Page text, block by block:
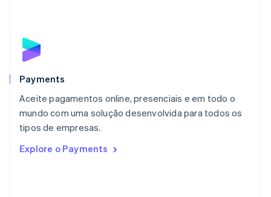
Payments
Aceite pagamentos online, presenciais e em todo o
mundo com uma solução desenvolvida para todos os
tipos de empresas.
Explore o Payments
Malta
English
EspañolEnglish
English
Nova Zelândia
English
NederlandsEnglish